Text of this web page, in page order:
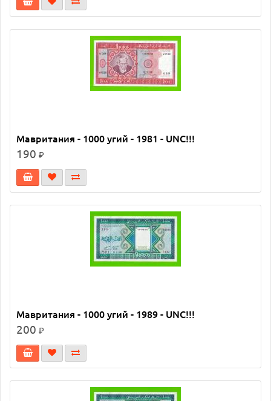
Мавритания - 1000 угий - 1981 - UNC!!!
190 ₽
Мавритания - 1000 угий - 1989 - UNC!!!
200 ₽